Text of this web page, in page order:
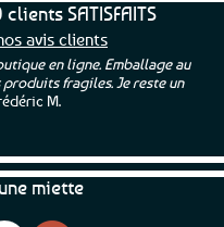
SATISFAITS
avis clients
en ligne. Emballage au
fragiles. Je reste un
M.
miette